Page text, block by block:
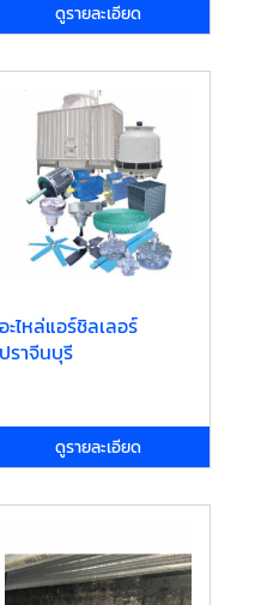
ดูรายละเอียด
อะไหล่แอร์ชิลเลอร์
ปราจีนบุรี
ดูรายละเอียด